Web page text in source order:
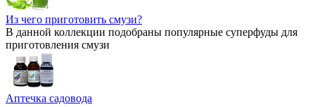
Из чего приготовить смузи?
В данной коллекции подобраны популярные суперфуды для
приготовления смузи
Аптечка садовода